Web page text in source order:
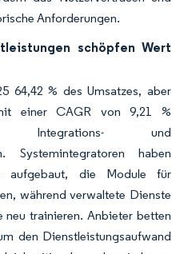
Anforderungen.
schöpfen Wert
64,42 % des Umsatzes, aber
einer CAGR von 9,21 %
Integrations- und
Systemintegratoren haben
aufgebaut, die Module für
während verwaltete Dienste
trainieren. Anbieter betten
den Dienstleistungsaufwand